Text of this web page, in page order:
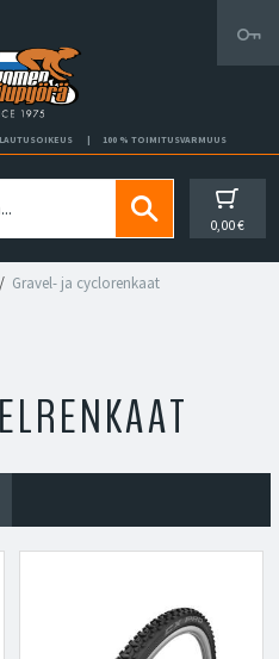
100 % TOIMITUSVARMUUS
0,00 €
Gravel- ja cyclorenkaat